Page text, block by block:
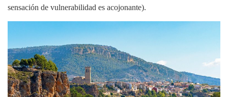
sensación de vulnerabilidad es acojonante).